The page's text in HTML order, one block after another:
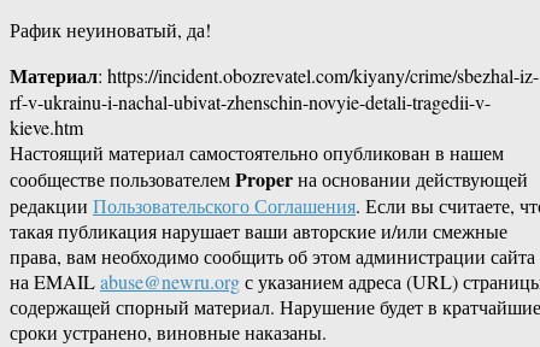
Рафик неуиноватый, да!
Материал: https://incident.obozrevatel.com/kiyany/crime/sbezhal-iz-
rf-v-ukrainu-i-nachal-ubivat-zhenschin-novyie-detali-tragedii-v-
kieve.htm
Настоящий материал самостоятельно опубликован в нашем
сообществе пользователемProperна основании действующей
редакции Пользовательского Соглашения. Если вы считаете,
такая публикация нарушает ваши авторские и/или смежные
права, вам необходимо сообщить об этом администрации сайта
на EMAILabuse@newru.orgс указанием адреса (URL)
содержащей спорный материал. Нарушение будет в кратчайшие
сроки устранено, виновные наказаны.